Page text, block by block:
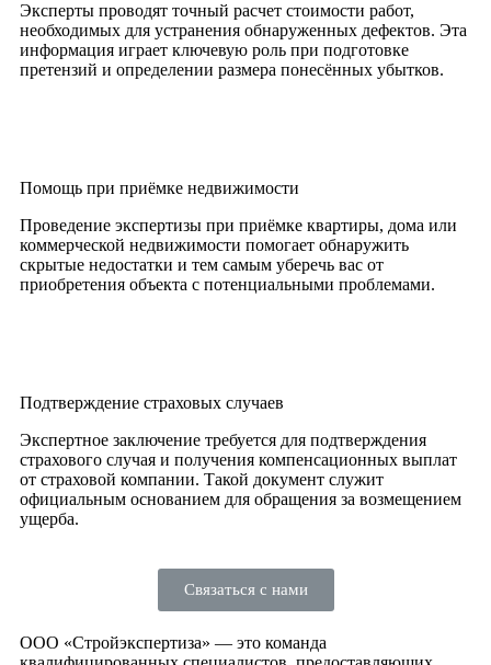
Эксперты проводят точный расчет стоимости работ,
необходимых для устранения обнаруженных дефектов. Эта
информация играет ключевую роль при подготовке
претензий и определении размера понесённых убытков.
Помощь при приёмке недвижимости
Проведение экспертизы при приёмке квартиры, дома или
коммерческой недвижимости помогает обнаружить
скрытые недостатки и тем самым уберечь вас от
приобретения объекта с потенциальными проблемами.
Подтверждение страховых случаев
Экспертное заключение требуется для подтверждения
страхового случая и получения компенсационных выплат
от страховой компании. Такой документ служит
официальным основанием для обращения за возмещением
ущерба.
Связаться с нами
ООО «Стройэкспертиза» — это команда